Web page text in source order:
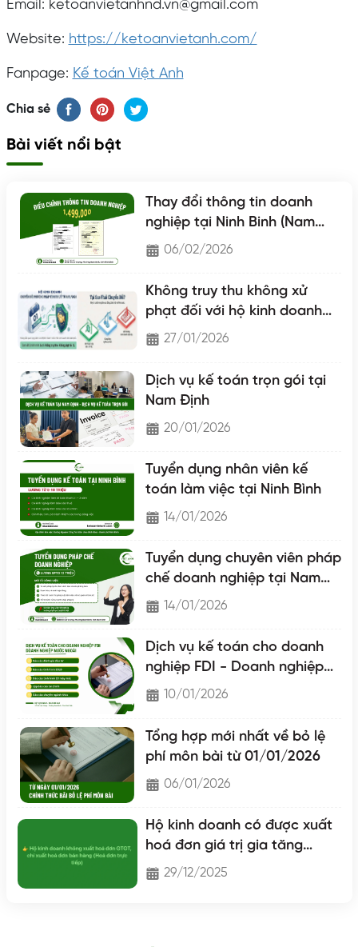
Email: ketoanvietanhnd.vn@gmail.com
Website: https://ketoanvietanh.com/
Fanpage: Kế toán Việt Anh
Chia sẻ
Bài viết nổi bật
Thay đổi thông tin doanh
nghiệp tại Ninh Binh (Nam
Định - Hà Nam - Ninh Binh)
06/02/2026
Không truy thu không xử
phạt đối với hộ kinh doanh
chuyển lên hộ khoán
27/01/2026
Dịch vụ kế toán trọn gói tại
Nam Định
20/01/2026
Tuyển dụng nhân viên kế
toán làm việc tại Ninh Bình
14/01/2026
Tuyển dụng chuyên viên pháp
chế doanh nghiệp tại Nam
Định14/01/2026
Dịch vụ kế toán cho doanh
nghiệp FDI - Doanh nghiệp
nước ngoài
10/01/2026
Tổng hợp mới nhất về bỏ lệ
phí môn bài từ 01/01/2026
06/01/2026
Hộ kinh doanh có được xuất
hoá đơn giá trị gia tăng
không?
29/12/2025